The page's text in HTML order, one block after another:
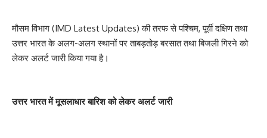
मौसम विभाग (IMD Latest Updates) की तरफ से पश्चिम, पूर्वी दक्षिण तथा
उत्तर भारत के अलग-अलग स्थानों पर ताबड़तोड़ बरसात तथा बिजली गिरने को
लेकर अलर्ट जारी किया गया है।
उत्तर भारत में मूसलाधार बारिश को लेकर अलर्ट जारी